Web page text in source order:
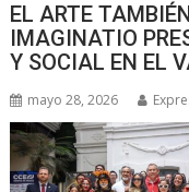
EL ARTE
IMAGINATIO
Y SOCIAL EN EL
mayo 28, 2026